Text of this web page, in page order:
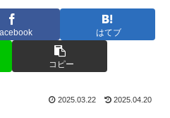
はてブ
コピー
2025.03.22 2025.04.20